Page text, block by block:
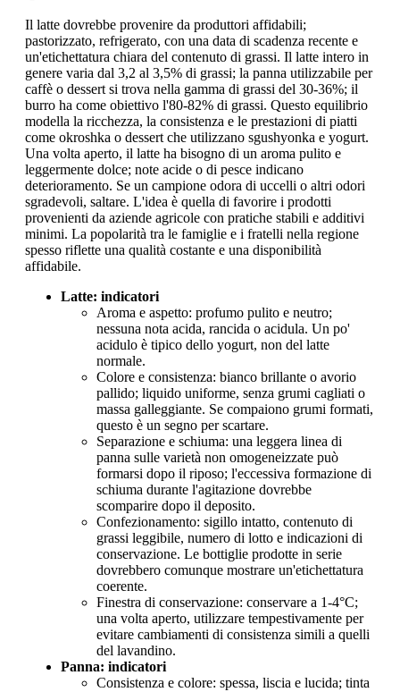
Il latte dovrebbe provenire da produttori affidabili;
pastorizzato, refrigerato, con una data di scadenza recente e
un'etichettatura chiara del contenuto di grassi. Il latte intero in
genere varia dal 3,2 al 3,5% di grassi; la panna utilizzabile per
caffè o dessert si trova nella gamma di grassi del 30-36%; il
burro ha come obiettivo l'80-82% di grassi. Questo equilibrio
modella la ricchezza, la consistenza e le prestazioni di piatti
come okroshka o dessert che utilizzano sgushyonka e yogurt.
Una volta aperto, il latte ha bisogno di un aroma pulito e
leggermente dolce; note acide o di pesce indicano
deterioramento. Se un campione odora di uccelli o altri odori
sgradevoli, saltare. L'idea è quella di favorire i prodotti
provenienti da aziende agricole con pratiche stabili e additivi
minimi. La popolarità tra le famiglie e i fratelli nella regione
spesso riflette una qualità costante e una disponibilità
affidabile.
Latte: indicatori
Aroma e aspetto: profumo pulito e neutro;
nessuna nota acida, rancida o acidula. Un po'
acidulo è tipico dello yogurt, non del latte
normale.
Colore e consistenza: bianco brillante o avorio
pallido; liquido uniforme, senza grumi cagliati o
massa galleggiante. Se compaiono grumi formati,
questo è un segno per scartare.
Separazione e schiuma: una leggera linea di
panna sulle varietà non omogeneizzate può
formarsi dopo il riposo; l'eccessiva formazione di
schiuma durante l'agitazione dovrebbe
scomparire dopo il deposito.
Confezionamento: sigillo intatto, contenuto di
grassi leggibile, numero di lotto e indicazioni di
conservazione. Le bottiglie prodotte in serie
dovrebbero comunque mostrare un'etichettatura
coerente.
Finestra di conservazione: conservare a 1-4°C;
una volta aperto, utilizzare tempestivamente per
evitare cambiamenti di consistenza simili a quelli
del lavandino.
Panna: indicatori
Consistenza e colore: spessa, liscia e lucida; tinta